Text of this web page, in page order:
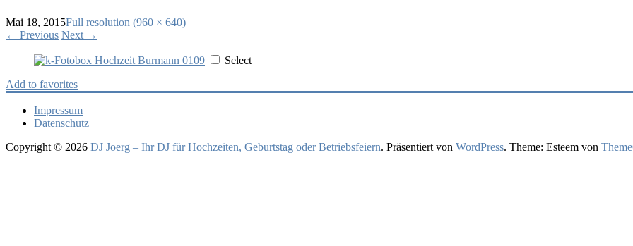
Mai 18, 2015Full resolution (960 × 640)
← Previous Next →
Select
Add to favorites
Impressum
Datenschutz
Copyright © 2026 DJ Joerg – Ihr DJ für Hochzeiten, Geburtstag oder Betriebsfeiern. Präsentiert von WordPress. Theme: Esteem von